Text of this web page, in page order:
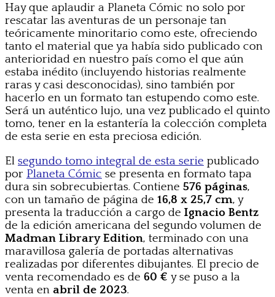
Hay que aplaudir a Planeta Cómic no solo por
rescatar las aventuras de un personaje tan
teóricamente minoritario como este, ofreciendo
tanto el material que ya había sido publicado con
anterioridad en nuestro país como el que aún
estaba inédito (incluyendo historias realmente
raras y casi desconocidas), sino también por
hacerlo en un formato tan estupendo como este.
Será un auténtico lujo, una vez publicado el quinto
tomo, tener en la estantería la colección completa
de esta serie en esta preciosa edición.
El segundo tomo integral de esta serie publicado
por Planeta Cómic se presenta en formato tapa
dura sin sobrecubiertas. Contiene 576 páginas,
con un tamaño de página de 16,8 x 25,7 cm, y
presenta la traducción a cargo de Ignacio Bentz
de la edición americana del segundo volumen de
Madman Library Edition, terminado con una
maravillosa galería de portadas alternativas
realizadas por diferentes dibujantes. El precio de
venta recomendado es de 60 € y se puso a la
venta en abril de 2023.